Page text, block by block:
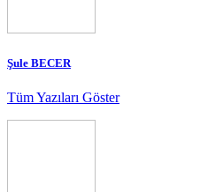
Şule BECER
Tüm Yazıları Göster